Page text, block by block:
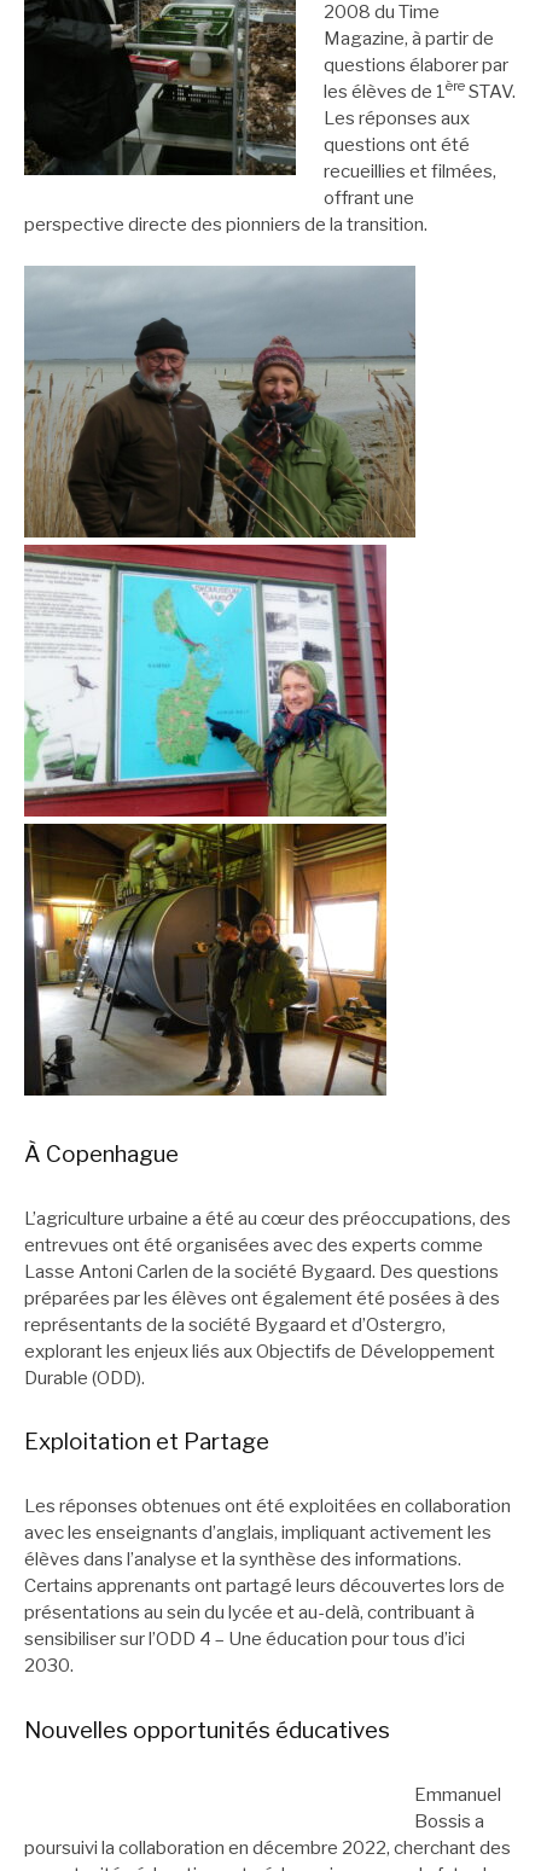
2008 du Time
Magazine, à partir de
questions élaborer par
les élèves de 1èreSTAV.
Les réponses aux
questions ont été
recueillies et filmées,
offrant une
perspective directe des pionniers de la transition.
À Copenhague
L’agriculture urbaine a été au cœur des préoccupations, des
entrevues ont été organisées avec des experts comme
Lasse Antoni Carlen de la société Bygaard. Des questions
préparées par les élèves ont également été posées à des
représentants de la société Bygaard et d’Ostergro,
explorant les enjeux liés aux Objectifs de Développement
Durable (ODD).
Exploitation et Partage
Les réponses obtenues ont été exploitées en collaboration
avec les enseignants d’anglais, impliquant activement les
élèves dans l’analyse et la synthèse des informations.
Certains apprenants ont partagé leurs découvertes lors de
présentations au sein du lycée et au-delà, contribuant à
sensibiliser sur l’ODD 4 – Une éducation pour tous d’ici
2030.
Nouvelles opportunités éducatives
Emmanuel
Bossis a
poursuivi la collaboration en décembre 2022, cherchant des